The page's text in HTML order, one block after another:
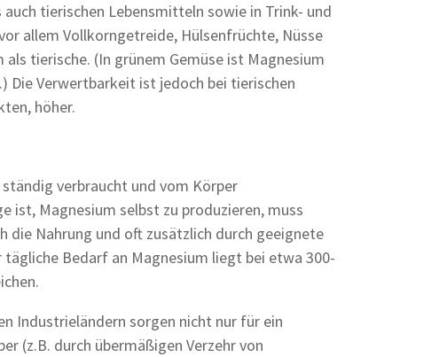
tierischen Lebensmitteln sowie in Trink- und
allem Vollkorngetreide, Hülsenfrüchte, Nüsse
tierische. (In grünem Gemüse ist Magnesium
Die Verwertbarkeit ist jedoch bei tierischen
höher.
verbraucht und vom Körper
ist, Magnesium selbst zu produzieren, muss
Nahrung und oft zusätzlich durch geeignete
Bedarf an Magnesium liegt bei etwa 300-
Industrieländern sorgen nicht nur für ein
(z.B. durch übermäßigen Verzehr von